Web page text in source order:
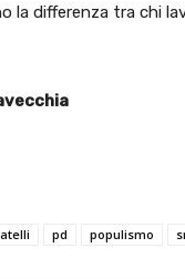
la differenza tra chi
pd populismo